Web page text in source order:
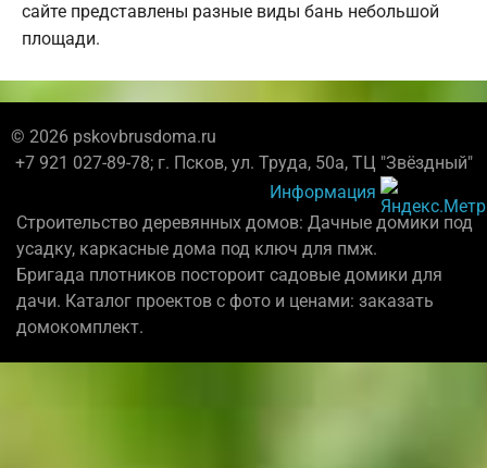
сайте представлены разные виды бань небольшой
площади.
© 2026 pskovbrusdoma.ru
+7 921 027-89-78; г. Псков, ул. Труда, 50а, ТЦ "Звёздный"
Информация
Строительство деревянных домов: Дачные домики под
усадку, каркасные дома под ключ для пмж.
Бригада плотников постороит садовые домики для
дачи. Каталог проектов с фото и ценами: заказать
домокомплект.